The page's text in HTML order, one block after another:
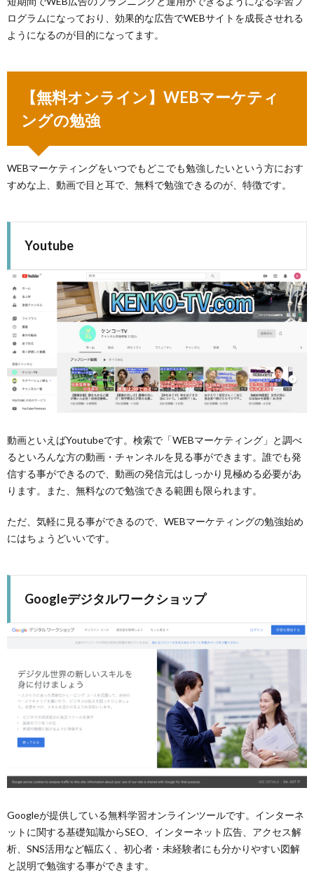
ログラムになっており、効果的な広告でWEBサイトを成長させれる
ようになるのが目的になってます。
【無料オンライン】WEBマーケティ
ングの勉強
WEBマーケティングをいつでもどこでも勉強したいという方におす
すめな上、動画で目と耳で、無料で勉強できるのが、特徴です。
Youtube
動画といえばYoutubeです。検索で「WEBマーケティング」と調べ
るといろんな方の動画・チャンネルを見る事ができます。誰でも発
信する事ができるので、動画の発信元はしっかり見極める必要があ
ります。また、無料なので勉強できる範囲も限られます。
ただ、気軽に見る事ができるので、WEBマーケティングの勉強始め
にはちょうどいいです。
Googleデジタルワークショップ
Googleが提供している無料学習オンラインツールです。インターネ
ットに関する基礎知識からSEO、インターネット広告、アクセス解
析、SNS活用など幅広く、初心者・未経験者にも分かりやすい図解
と説明で勉強する事ができます。